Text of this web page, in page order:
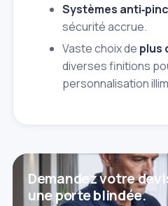
Systèmes
sécurité accrue.
Vaste choix de plus
diverses finitions
personnalisation
Demandez votre
une porte blindée.